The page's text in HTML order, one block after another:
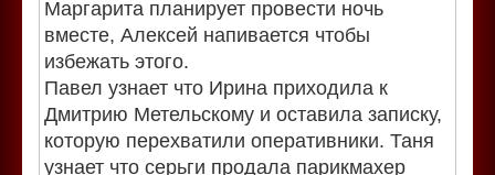
Маргарита планирует провести ночь
вместе, Алексей напивается чтобы
избежать этого.
Павел узнает что Ирина приходила к
Дмитрию Метельскому и оставила записку,
которую перехватили оперативники. Таня
узнает что серьги продала парикмахер